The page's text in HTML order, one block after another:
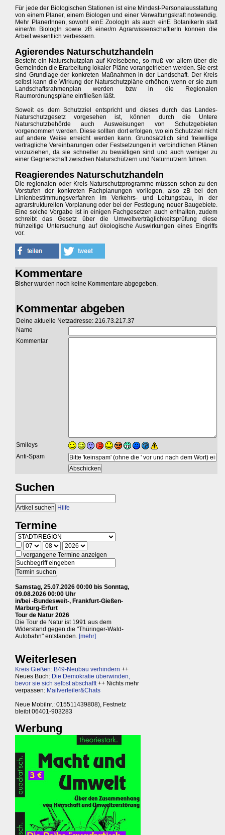
Für jede der Biologischen Stationen ist eine Mindest-Personalausstattung
von einem Planer, einem Biologen und einer Verwaltungskraft notwendig.
Mehr PlanerInnen, sowohl einE ZoologIn als auch einE BotanikerIn statt
einer/m BiologIn sowie zB einer/m AgrarwissenschaftlerIn können die
Arbeit wesentlich verbessern.
Agierendes Naturschutzhandeln
Besteht ein Naturschutzplan auf Kreisebene, so muß vor allem über die
Gemeinden die Erarbeitung lokaler Pläne vorangetrieben werden. Sie erst
sind Grundlage der konkreten Maßnahmen in der Landschaft. Der Kreis
selbst kann die Wirkung der Naturschutzpläne erhöhen, wenn er sie zum
Landschaftsrahmenplan werden bzw in die Regionalen
Raumordnungspläne einfließen läßt.
Soweit es dem Schutzziel entspricht und dieses durch das Landes-
Naturschutzgesetz vorgesehen ist, können durch die Untere
Naturschutzbehörde auch Ausweisungen von Schutzgebieten
vorgenommen werden. Diese sollten dort erfolgen, wo ein Schutzziel nicht
auf andere Weise erreicht werden kann. Grundsätzlich sind freiwillige
vertragliche Vereinbarungen oder Festsetzungen in verbindlichen Plänen
vorzuziehen, da sie schneller zu bewältigen sind und auch weniger zu
einer Gegnerschaft zwischen Naturschützern und Naturnutzern führen.
Reagierendes Naturschutzhandeln
Die regionalen oder Kreis-Naturschutzprogramme müssen schon zu den
Vorstufen der konkreten Fachplanungen vorliegen, also zB bei den
Linienbestimmungsverfahren im Verkehrs- und Leitungsbau, in der
agrarstrukturellen Vorplanung oder bei der Festlegung neuer Baugebiete.
Eine solche Vorgabe ist in einigen Fachgesetzen auch enthalten, zudem
schreibt das Gesetz über die Umweltverträglichkeitsprüfung diese
frühzeitige Untersuchung auf ökologische Auswirkungen eines Eingriffs
vor.
Kommentare
Bisher wurden noch keine Kommentare abgegeben.
Kommentar abgeben
Deine aktuelle Netzadresse: 216.73.217.37
Name
Kommentar
Smileys
Anti-Spam
Suchen
Hilfe
Termine
vergangene Termine anzeigen
Samstag, 25.07.2026 00:00 bis Sonntag,
09.08.2026 00:00 Uhr
in/bei -Bundesweit-, Frankfurt-Gießen-
Marburg-Erfurt
Tour de Natur 2026
Die Tour de Natur ist 1991 aus dem
Widerstand gegen die "Thüringer-Wald-
Autobahn" entstanden. [mehr]
Weiterlesen
Kreis Gießen: B49-Neubau verhindern ++
Neues Buch: Die Demokratie überwinden,
bevor sie sich selbst abschafft++ Nichts mehr
verpassen: Mailverteiler&Chats
Neue Mobilnr.: 015511439808), Festnetz
bleibt 06401-903283
Werbung